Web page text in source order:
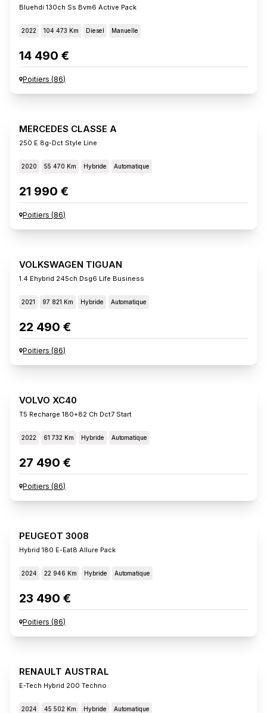
Bluehdi 130ch Ss Bvm6 Active Pack
2022 104 473 Km Diesel Manuelle
14 490 €
Poitiers (86)
MERCEDES CLASSE A
250 E 8g-Dct Style Line
2020 55 470 Km Hybride Automatique
21 990 €
Poitiers (86)
VOLKSWAGEN TIGUAN
1.4 Ehybrid 245ch Dsg6 Life Business
2021 97 821 Km Hybride Automatique
22 490 €
Poitiers (86)
VOLVO XC40
T5 Recharge 180+82 Ch Dct7 Start
2022 61 732 Km Hybride Automatique
27 490 €
Poitiers (86)
PEUGEOT 3008
Hybrid 180 E-Eat8 Allure Pack
2024 22 946 Km Hybride Automatique
23 490 €
Poitiers (86)
RENAULT AUSTRAL
E-Tech Hybrid 200 Techno
2024 45 502 Km Hybride Automatique